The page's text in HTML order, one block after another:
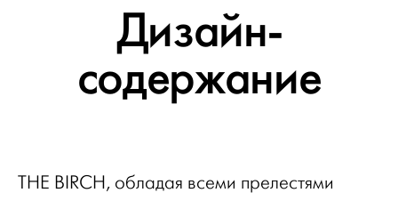
Дизайн-
содержание
THE BIRCH, обладая всеми прелестями